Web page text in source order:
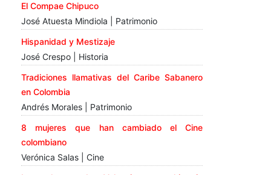
El Compae Chipuco
José Atuesta Mindiola | Patrimonio
Hispanidad y Mestizaje
José Crespo | Historia
Tradiciones llamativas del Caribe Sabanero
en Colombia
Andrés Morales | Patrimonio
8 mujeres que han cambiado el Cine
colombiano
Verónica Salas | Cine